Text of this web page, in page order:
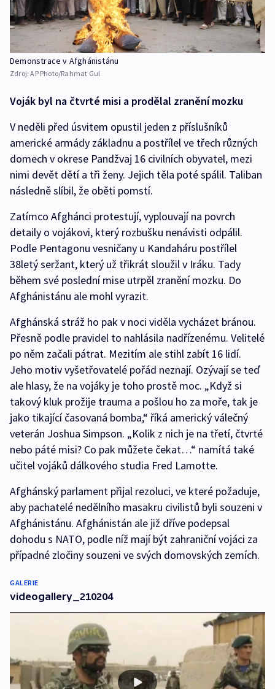
Demonstrace v Afghánistánu
Zdroj:AP Photo/Rahmat Gul
Voják byl na čtvrté misi a prodělal zranění mozku
V neděli před úsvitem opustil jeden z příslušníků
americké armády základnu a postřílel ve třech různých
domech v okrese Pandžvaj 16 civilních obyvatel, mezi
nimi devět dětí a tři ženy. Jejich těla poté spálil. Taliban
následně slíbil, že oběti pomstí.
Zatímco Afghánci protestují, vyplouvají na povrch
detaily o vojákovi, který rozbušku nenávisti odpálil.
Podle Pentagonu vesničany u Kandaháru postřílel
38letý seržant, který už třikrát sloužil v Iráku. Tady
během své poslední mise utrpěl zranění mozku. Do
Afghánistánu ale mohl vyrazit.
Afghánská stráž ho pak v noci viděla vycházet bránou.
Přesně podle pravidel to nahlásila nadřízenému. Velitelé
po něm začali pátrat. Mezitím ale stihl zabít 16 lidí.
Jeho motiv vyšetřovatelé pořád neznají. Ozývají se teď
ale hlasy, že na vojáky je toho prostě moc. „Když si
takový kluk prožije trauma a pošlou ho za moře, tak je
jako tikající časovaná bomba,“ říká americký válečný
veterán Joshua Simpson. „Kolik z nich je na třetí, čtvrté
nebo páté misi? Co pak můžete čekat…“ namítá také
učitel vojáků dálkového studia Fred Lamotte.
Afghánský parlament přijal rezoluci, ve které požaduje,
aby pachatelé nedělního masakru civilistů byli souzeni v
Afghánistánu. Afghánistán ale již dříve podepsal
dohodu s NATO, podle níž mají být zahraniční vojáci za
případné zločiny souzeni ve svých domovských zemích.
GALERIE
videogallery_210204